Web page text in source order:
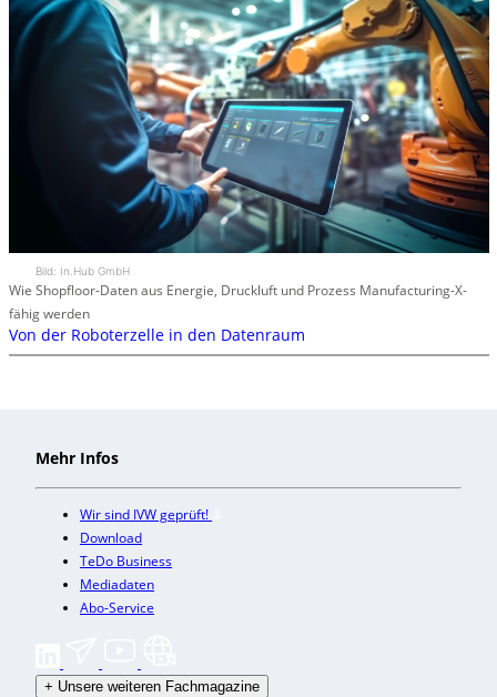
Bild: In.Hub GmbH
Wie Shopfloor-Daten aus Energie, Druckluft und Prozess Manufacturing-X-
fähig werden
Von der Roboterzelle in den Datenraum
Mehr Infos
Wir sind IVW geprüft!
Download
TeDo Business
Mediadaten
Abo-Service
+ Unsere weiteren Fachmagazine